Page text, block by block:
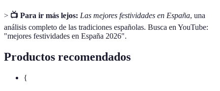
> 📺 Para ir más lejos: Las mejores festividades en España, una
análisis completo de las tradiciones españolas. Busca en YouTube:
"mejores festividades en España 2026".
Productos recomendados
{